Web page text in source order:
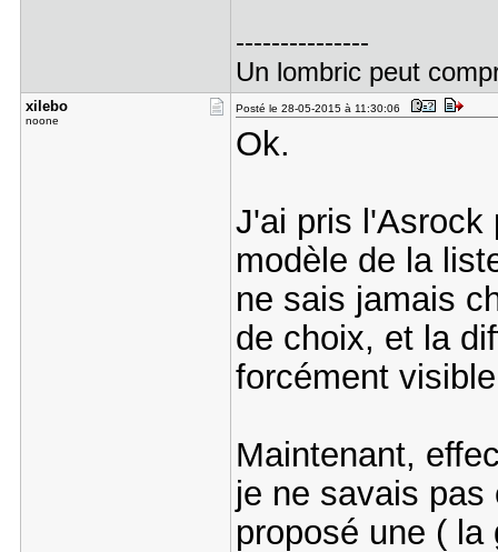
---------------
Un lombric peut
xilebo
noone
Posté le 28-05-2015 à 11:30:06
Ok.
J'ai pris l'Asrock
modèle de la
ne sais jamais
de choix, et la
forcément
Maintenant,
je ne savais
proposé une ( la